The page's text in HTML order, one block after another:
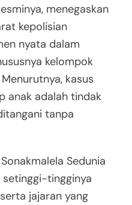
menegaskan
kepolisian
nyata dalam
kelompok
kasus
anak adalah tindak
tanpa
Sedunia
tingginya
jajaran yang